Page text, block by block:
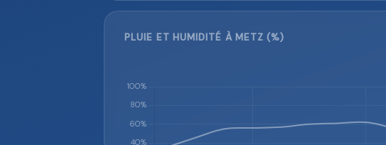
PLUIE ET HUMIDITÉ À METZ (%)